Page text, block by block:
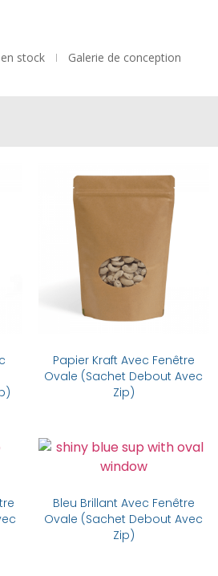
stock Galerie de conception
Papier Kraft Avec Fenêtre
Ovale (Sachet Debout Avec
Zip)
Bleu Brillant Avec Fenêtre
Ovale (Sachet Debout Avec
Zip)
Buy Now